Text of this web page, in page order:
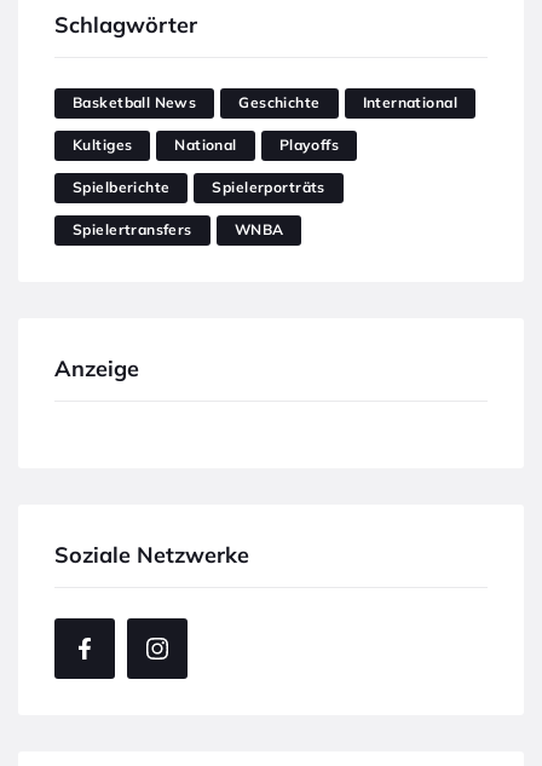
Schlagwörter
Basketball News Geschichte International
Kultiges National Playoffs
Spielberichte Spielerporträts
Spielertransfers WNBA
Anzeige
Soziale Netzwerke